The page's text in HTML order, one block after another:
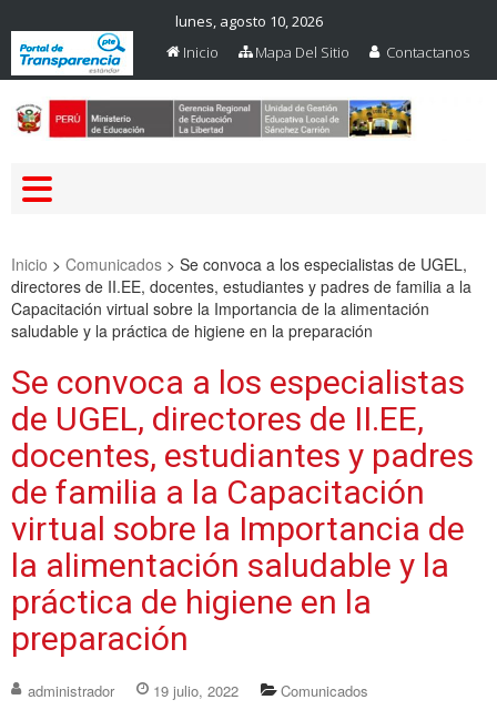
lunes, agosto 10, 2026
Inicio
Mapa Del Sitio Contactanos
Inicio > Comunicados > Se convoca a los especialistas de UGEL,
directores de II.EE, docentes, estudiantes y padres de familia a la
Capacitación virtual sobre la Importancia de la alimentación
saludable y la práctica de higiene en la preparación
Se convoca a los especialistas
de UGEL, directores de II.EE,
docentes, estudiantes y padres
de familia a la Capacitación
virtual sobre la Importancia de
la alimentación saludable y la
práctica de higiene en la
preparación
administrador 19 julio, 2022 Comunicados